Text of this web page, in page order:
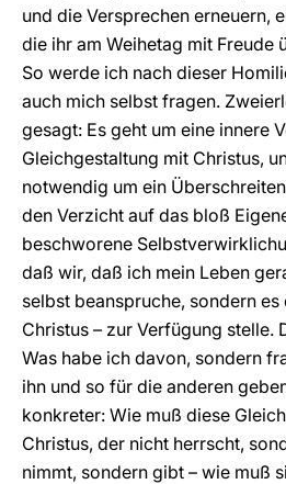
und die Versprechen erneuern,
die ihr am Weihetag mit Freude
So werde ich nach dieser
auch mich selbst fragen.
gesagt: Es geht um eine innere
Gleichgestaltung mit Christus,
notwendig um ein
den Verzicht auf das bloß
beschworene
daß wir, daß ich mein Leben
selbst beanspruche, sondern es
Christus – zur Verfügung stelle.
Was habe ich davon, sondern
ihn und so für die anderen
konkreter: Wie muß diese
Christus, der nicht herrscht,
nimmt, sondern gibt – wie muß